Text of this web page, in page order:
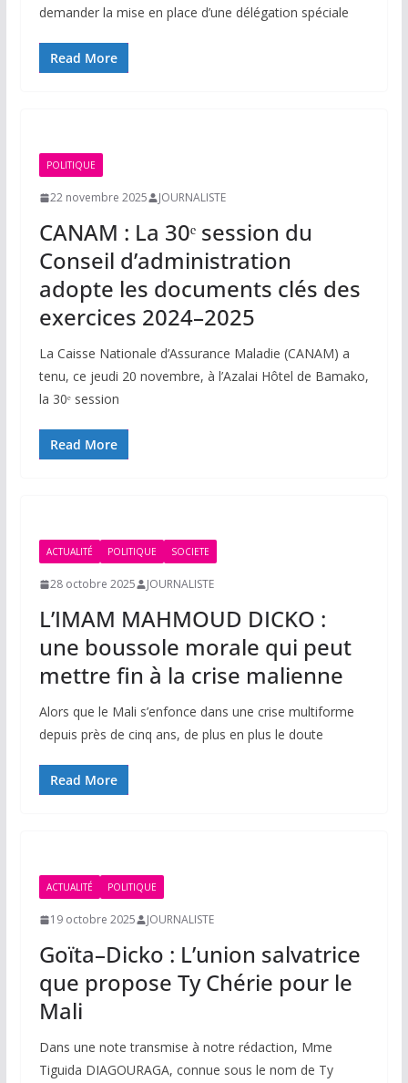
demander la mise en place d’une délégation spéciale
Read More
POLITIQUE
22 novembre 2025 JOURNALISTE
CANAM : La 30ᵉ session du
Conseil d’administration
adopte les documents clés des
exercices 2024–2025
La Caisse Nationale d’Assurance Maladie (CANAM) a
tenu, ce jeudi 20 novembre, à l’Azalai Hôtel de Bamako,
la 30ᵉ session
Read More
ACTUALITÉ POLITIQUE SOCIETE
28 octobre 2025 JOURNALISTE
L’IMAM MAHMOUD DICKO :
une boussole morale qui peut
mettre fin à la crise malienne
Alors que le Mali s’enfonce dans une crise multiforme
depuis près de cinq ans, de plus en plus le doute
Read More
ACTUALITÉ POLITIQUE
19 octobre 2025 JOURNALISTE
Goïta–Dicko : L’union salvatrice
que propose Ty Chérie pour le
Mali
Dans une note transmise à notre rédaction, Mme
Tiguida DIAGOURAGA, connue sous le nom de Ty